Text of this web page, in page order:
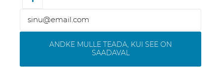
ANDKE MULLE TEADA, KUI SEE ON
SAADAVAL